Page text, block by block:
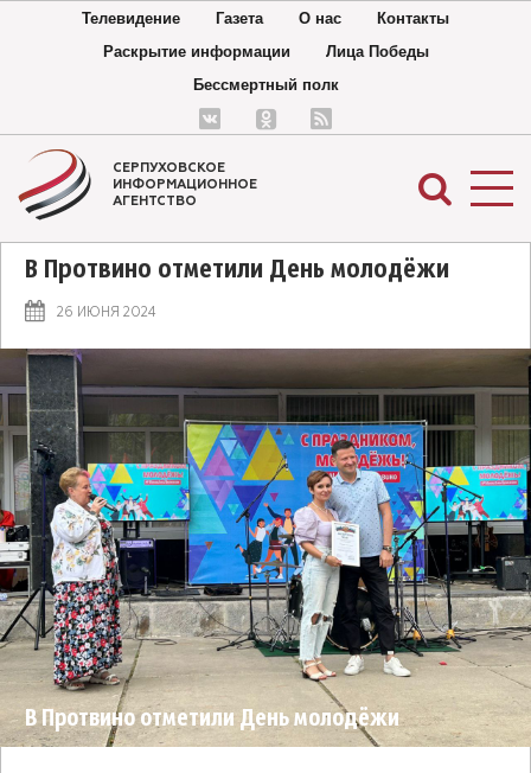
Телевидение Газета О нас
Контакты
Раскрытие информации
Лица Победы
Бессмертный полк
СЕРПУХОВСКОЕ
ИНФОРМАЦИОННОЕ
АГЕНТСТВО
В Протвино отметили День молодёжи
26 ИЮНЯ 2024
В Протвино отметили День молодёжи